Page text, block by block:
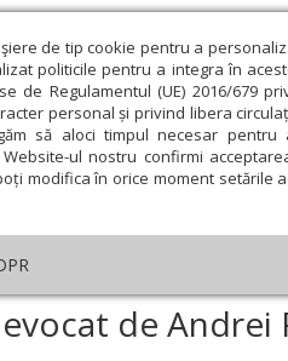
de tip cookie pentru a
politicile pentru a integra în
de Regulamentul (UE) 2016/679
personal și privind libera
să aloci timpul necesar
ul nostru confirmi
modifica în orice moment
An omagial Comunicate de
și spiritualitate
Andrei Scrima, evocat de Andrei
de Andrei